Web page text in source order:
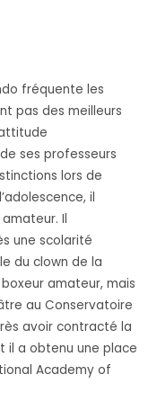
fréquente les
pas des meilleurs
ses professeurs
lors de
il
Il
une scolarité
du clown de la
amateur, mais
au Conservatoire
avoir contracté la
il a obtenu une place
Academy of